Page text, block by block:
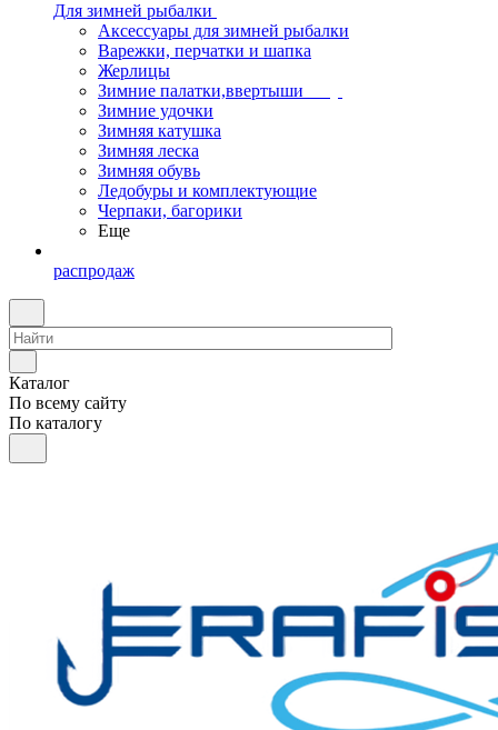
Для зимней рыбалки
Аксессуары для зимней рыбалки
Варежки, перчатки и шапка
Жерлицы
Зимние палатки,ввертыши
Зимние удочки
Зимняя катушка
Зимняя леска
Зимняя обувь
Ледобуры и комплектующие
Черпаки, багорики
Еще
распродаж
Каталог
По всему сайту
По каталогу